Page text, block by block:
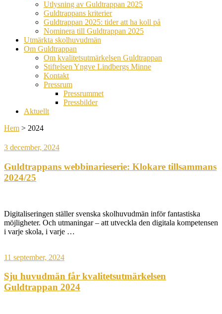
Utlysning av Guldtrappan 2025
Guldtrappans kriterier
Guldtrappan 2025: tider att ha koll på
Nominera till Guldtrappan 2025
Utmärkta skolhuvudmän
Om Guldtrappan
Om kvalitetsutmärkelsen Guldtrappan
Stiftelsen Yngve Lindbergs Minne
Kontakt
Pressrum
Pressrummet
Pressbilder
Aktuellt
Hem > 2024
3 december, 2024
Guldtrappans webbinarieserie: Klokare tillsammans
2024/25
Digitaliseringen ställer svenska skolhuvudmän inför fantastiska
möjligheter. Och utmaningar – att utveckla den digitala kompetensen
i varje skola, i varje …
11 september, 2024
Sju huvudmän får kvalitetsutmärkelsen
Guldtrappan 2024